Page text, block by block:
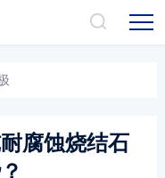
腐蚀烧结石